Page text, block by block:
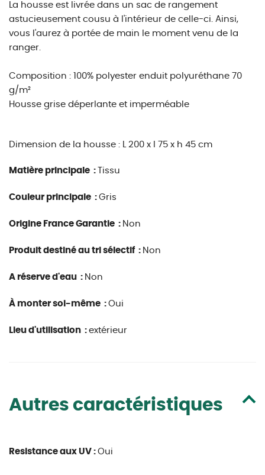
La housse est livrée dans un sac de rangement
astucieusement cousu à l'intérieur de celle-ci. Ainsi,
vous l'aurez à portée de main le moment venu de la
ranger.
Composition : 100% polyester enduit polyuréthane 70
g/m²
Housse grise déperlante et imperméable
Dimension de la housse : L 200 x l 75 x h 45 cm
Matière principale : Tissu
Couleur principale : Gris
Origine France Garantie : Non
Produit destiné au tri sélectif : Non
A réserve d'eau : Non
À monter soi-même : Oui
Lieu d'utilisation : extérieur
Autres caractéristiques
Resistance aux UV : Oui